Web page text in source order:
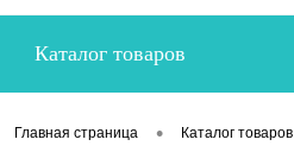
Каталог товаров
Главная страница • Каталог товаров